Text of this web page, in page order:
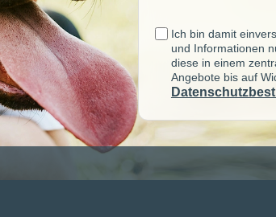
Ich bin damit
und Informationen
diese in einem
Angebote bis auf